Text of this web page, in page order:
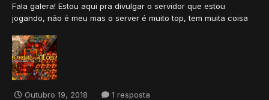
Fala galera! Estou aqui pra divulgar o servidor que estou
jogando, não é meu mas o server é muito top, tem muita coisa
http://honbra-global.com Versão: 10.00 e 11.90 Cliente: pra baixar
no site...
Outubro 19, 2018 1 resposta